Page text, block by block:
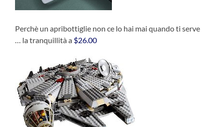
Perchè un apribottiglie non ce lo hai mai quando ti serve
… la tranquillità a $26.00